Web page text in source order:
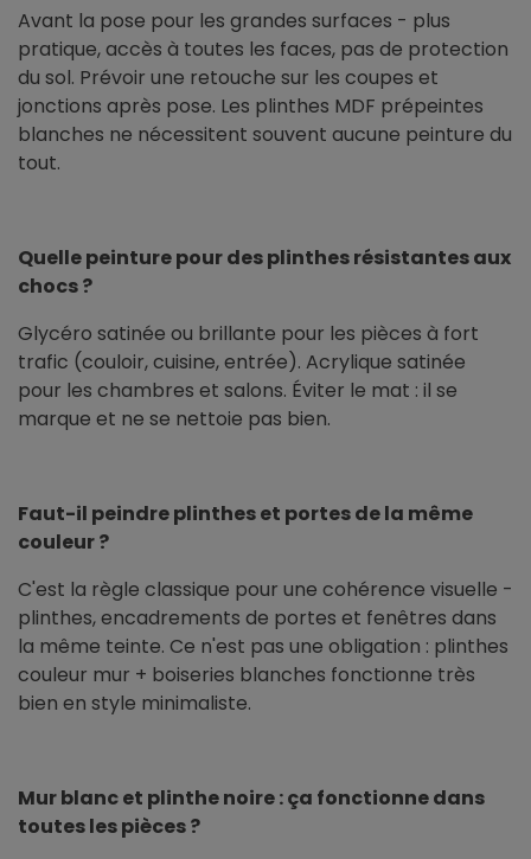
Avant la pose pour les grandes surfaces - plus
pratique, accès à toutes les faces, pas de protection
du sol. Prévoir une retouche sur les coupes et
jonctions après pose. Les plinthes MDF prépeintes
blanches ne nécessitent souvent aucune peinture du
tout.
Quelle peinture pour des plinthes résistantes aux
chocs ?
Glycéro satinée ou brillante pour les pièces à fort
trafic (couloir, cuisine, entrée). Acrylique satinée
pour les chambres et salons. Éviter le mat : il se
marque et ne se nettoie pas bien.
Faut-il peindre plinthes et portes de la même
couleur ?
C'est la règle classique pour une cohérence visuelle -
plinthes, encadrements de portes et fenêtres dans
la même teinte. Ce n'est pas une obligation : plinthes
couleur mur + boiseries blanches fonctionne très
bien en style minimaliste.
Mur blanc et plinthe noire : ça fonctionne dans
toutes les pièces ?